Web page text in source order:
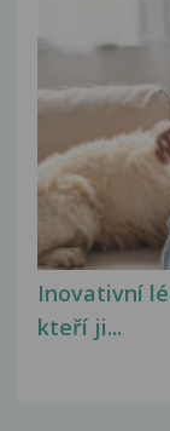
Inovativní
kteří ji...